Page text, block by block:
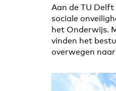
Aan de TU Delft
sociale
het Onderwijs.
vinden het
overwegen